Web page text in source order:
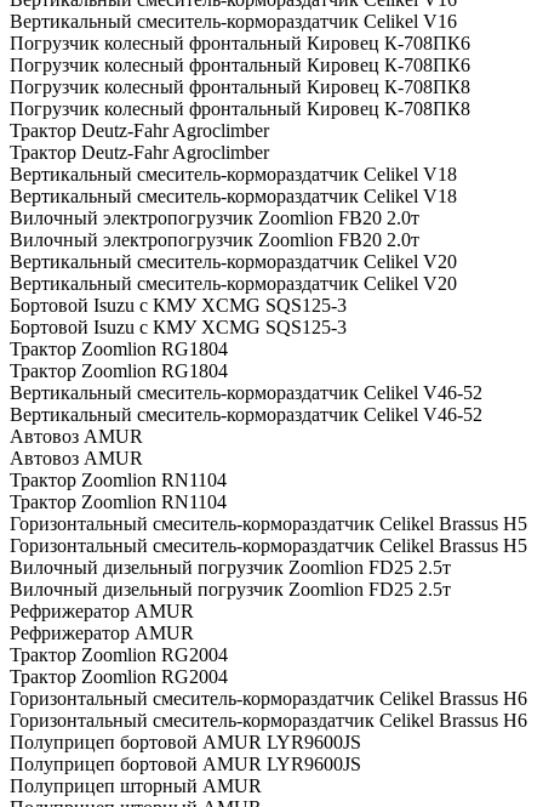
Вертикальный смеситель-кормораздатчик Celikel V16
Погрузчик колесный фронтальный Кировец К-708ПК6
Погрузчик колесный фронтальный Кировец К-708ПК6
Погрузчик колесный фронтальный Кировец К-708ПК8
Погрузчик колесный фронтальный Кировец К-708ПК8
Трактор Deutz-Fahr Agroclimber
Трактор Deutz-Fahr Agroclimber
Вертикальный смеситель-кормораздатчик Celikel V18
Вертикальный смеситель-кормораздатчик Celikel V18
Вилочный электропогрузчик Zoomlion FB20 2.0т
Вилочный электропогрузчик Zoomlion FB20 2.0т
Вертикальный смеситель-кормораздатчик Celikel V20
Вертикальный смеситель-кормораздатчик Celikel V20
Бортовой Isuzu с КМУ XCMG SQS125-3
Бортовой Isuzu с КМУ XCMG SQS125-3
Трактор Zoomlion RG1804
Трактор Zoomlion RG1804
Вертикальный смеситель-кормораздатчик Celikel V46-52
Вертикальный смеситель-кормораздатчик Celikel V46-52
Автовоз AMUR
Автовоз AMUR
Трактор Zoomlion RN1104
Трактор Zoomlion RN1104
Горизонтальный смеситель-кормораздатчик Celikel Brassus H5
Горизонтальный смеситель-кормораздатчик Celikel Brassus H5
Вилочный дизельный погрузчик Zoomlion FD25 2.5т
Вилочный дизельный погрузчик Zoomlion FD25 2.5т
Рефрижератор AMUR
Рефрижератор AMUR
Трактор Zoomlion RG2004
Трактор Zoomlion RG2004
Горизонтальный смеситель-кормораздатчик Celikel Brassus H6
Горизонтальный смеситель-кормораздатчик Celikel Brassus H6
Полуприцеп бортовой AMUR LYR9600JS
Полуприцеп бортовой AMUR LYR9600JS
Полуприцеп шторный AMUR